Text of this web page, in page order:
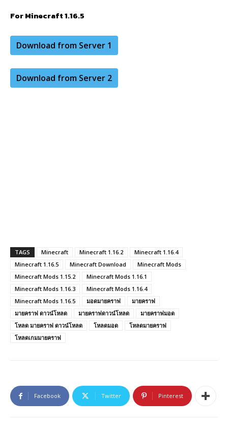
For Minecraft 1.16.5
Download from Server 1
Download from Server 2
TAGS Minecraft Minecraft 1.16.2
Minecraft 1.16.4
Minecraft 1.16.5
Minecraft Download
Minecraft Mods
Minecraft Mods 1.15.2
Minecraft Mods 1.16.1
Minecraft Mods 1.16.3
Minecraft Mods 1.16.4
Minecraft Mods 1.16.5
มอดมายคราฟ
มายคราฟ
มายคราฟ ดาวน์โหลด
มายคราฟดาวน์โหลด
มายคราฟมอด
โหลด มายคราฟ ดาวน์โหลด
โหลดมอด
โหลดมายคราฟ
โหลดเกมมายคราฟ
Facebook Twitter Pinterest